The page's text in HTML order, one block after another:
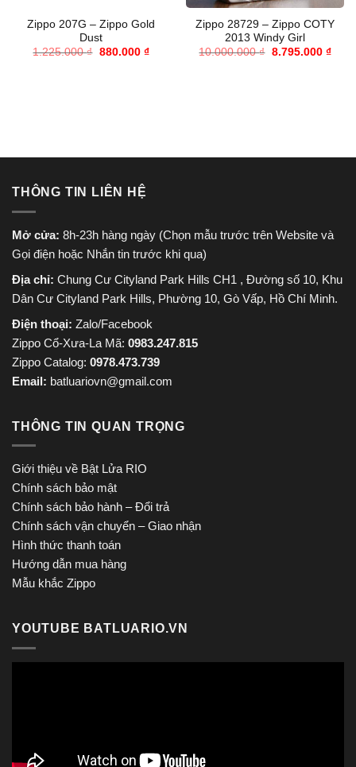
Zippo 207G – Zippo Gold
Dust
1.225.000₫ Giá
880.000 ₫Giá
Zippo 28729 – Zippo COTY
2013 Windy Girl
10.000.000₫ Giá
8.795.000 ₫Giá
THÔNG TIN LIÊN HỆ
Mở cửa: 8h-23h hàng ngày (Chọn mẫu trước trên Website và
Gọi điện hoặc Nhắn tin trước khi qua)
Địa chỉ: Chung Cư Cityland Park Hills CH1 , Đường số 10, Khu
Dân Cư Cityland Park Hills, Phường 10, Gò Vấp, Hồ Chí Minh.
Điện thoại: Zalo/Facebook
Zippo Cổ-Xưa-La Mã: 0983.247.815
Zippo Catalog: 0978.473.739
Email: batluariovn@gmail.com
THÔNG TIN QUAN TRỌNG
Giới thiệu về Bật Lửa RIO
Chính sách bảo mật
Chính sách bảo hành – Đổi trả
Chính sách vận chuyển – Giao nhận
Hình thức thanh toán
Hướng dẫn mua hàng
Mẫu khắc Zippo
YOUTUBE BATLUARIO.VN